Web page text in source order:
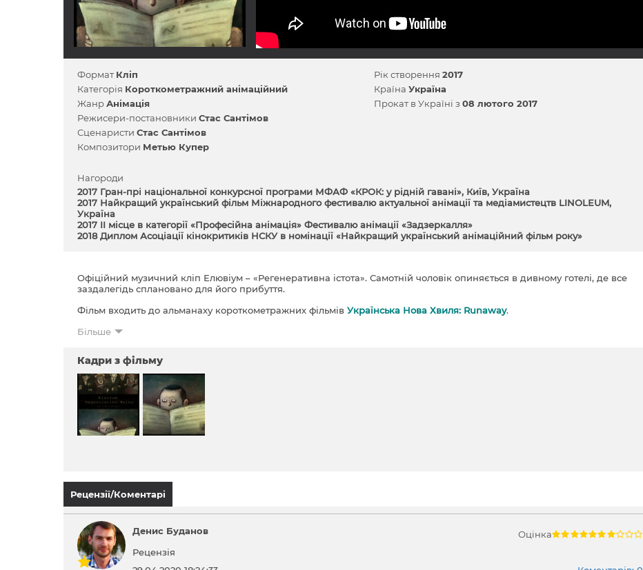
Формат Кліп
Категорія Короткометражний анімаційний
ЖанрАнімація
Режисери-постановники Стас Сантімов
Сценаристи Стас Сантімов
Композитори Метью Купер
Рік створення 2017
Країна Україна
Прокат в Україні з 08 лютого 2017
Нагороди
2017 Гран-прі національної конкурсної програми МФАФ «КРОК: у рідній гавані», Київ, Україна
2017 Найкращий український фільм Міжнародного фестивалю актуальної анімації та медіамистецтв LINOLEUM,
Україна
2017 II місце в категорії «Професійна анімація» Фестивалю анімації «Задзеркалля»
2018 Диплом Асоціації кінокритиків НСКУ в номінації «Найкращий український анімаційний фільм року»
Офіційний музичний кліп Елювіум – «Регенеративна істота». Самотній чоловік опиняється в дивному готелі, де все
заздалегідь сплановано для його прибуття.
Фільм входить до альманаху короткометражних фільмів Українська Нова Хвиля: Runaway.
Більше
Кадри з фільму
Рецензії/Коментарі
Денис Буданов
Оцінка
Рецензія